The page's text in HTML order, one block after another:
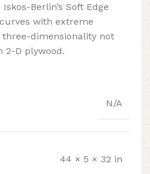
Berlin’s Soft Edge
with extreme
dimensionality not
2-D plywood.
N/A
44 × 5 × 32 in